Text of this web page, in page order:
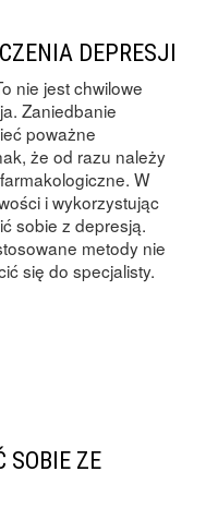
DEPRESJI
nie jest chwilowe
Zaniedbanie
poważne
że od razu należy
W
i wykorzystując
sobie z depresją.
metody nie
się do specjalisty.
SOBIE ZE